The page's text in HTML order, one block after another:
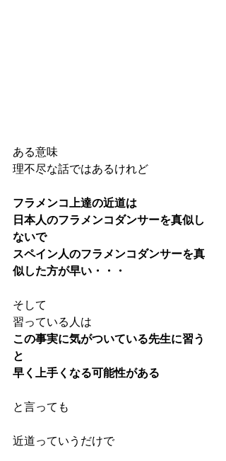
ある意味
理不尽な話ではあるけれど
フラメンコ上達の近道は
日本人のフラメンコダンサーを真似し
ないで
スペイン人のフラメンコダンサーを真
似した方が早い・・・
そして
習っている人は
この事実に気がついている先生に習う
と
早く上手くなる可能性がある
と言っても
近道っていうだけで